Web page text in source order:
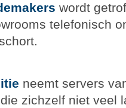
wordt
telefonisch
neemt servers
zichzelf niet veel